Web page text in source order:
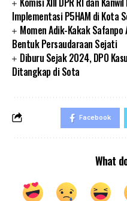
Implementasi P5HAM di Kota
Momen Adik-Kakak Safanpo
Bentuk Persaudaraan Sejati
Diburu Sejak 2024, DPO
Ditangkap di Sota
Facebook
What